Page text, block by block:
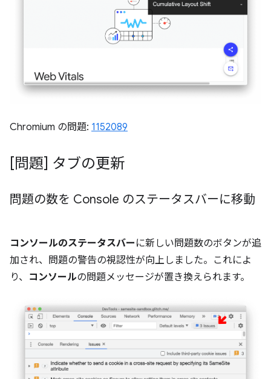
Chromium の問題: 1152089
[問題] タブの更新
問題の数を Console のステータスバーに移動
コンソールのステータスバー に新しい問題数のボタンが追
加され、問題の警告の視認性が向上しました。これによ
り、 コンソールの問題メッセージが置き換えられます。